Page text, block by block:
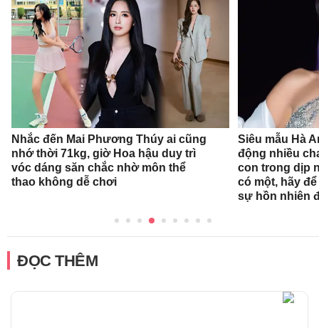
Nhắc đến Mai Phương Thúy ai cũng
nhớ thời 71kg, giờ Hoa hậu duy trì
vóc dáng săn chắc nhờ môn thể
thao không dễ chơi
Siêu mẫu Hà
động nhiều
con trong dịp
có một, hãy
sự hồn nhiên
ĐỌC THÊM